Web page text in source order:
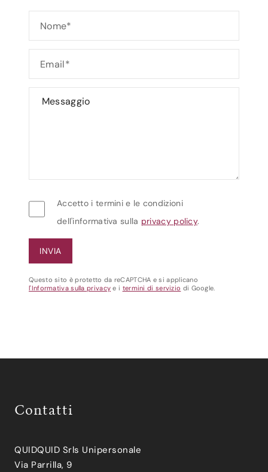
Accetto i termini e le condizioni
dell'informativa sulla privacy policy.
Questo sito è protetto da reCAPTCHA e si applicano
l'Informativa sulla privacy e i termini di servizio di Google.
Contatti
QUIDQUID Srls Unipersonale
Via Parrilla, 9